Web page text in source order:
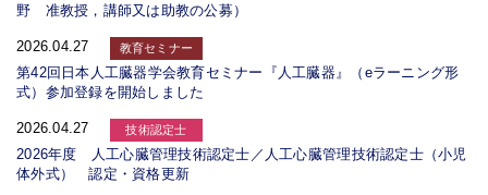
野 准教授，講師又は助教の公募）
2026.04.27 教育セミナー
第42回日本人工臓器学会教育セミナー『人工臓器』（eラーニング形
式）参加登録を開始しました
2026.04.27 技術認定士
2026年度 人工心臓管理技術認定士／人工心臓管理技術認定士（小児
体外式） 認定・資格更新